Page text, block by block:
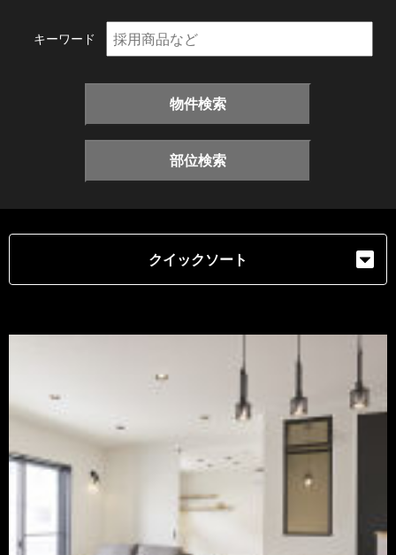
キーワード
物件検索
部位検索
クイックソート